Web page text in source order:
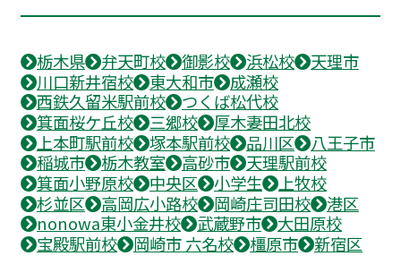
栃木県 弁天町校 御影校 浜松校
天理市
川口新井宿校
東大和市
成瀬校
西鉄久留米駅前校
つくば松代校
箕面桜ケ丘校
三郷校
厚木妻田北校
上本町駅前校
塚本駅前校 品川区
八王子市
稲城市
栃木教室 高砂市
天理駅前校
箕面小野原校
中央区 小学生
上牧校
杉並区
高岡広小路校 岡崎庄司田校
港区
nonowa東小金井校
武蔵野市
大田原校
宝殿駅前校
岡崎市 六名校 橿原市
新宿区